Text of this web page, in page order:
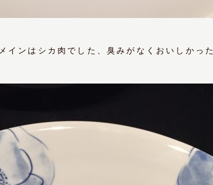
メインはシカ肉でした、臭みがなくおいしかった